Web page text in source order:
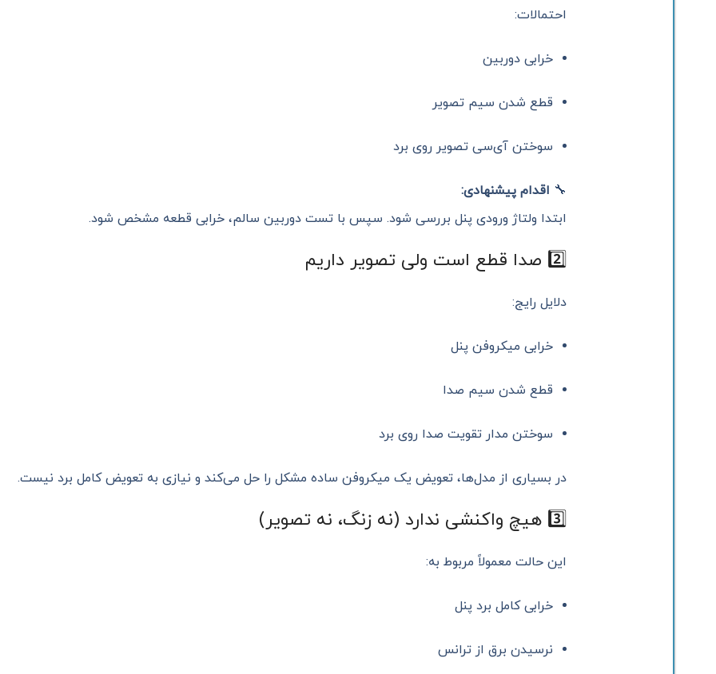
احتمالات:
خرابی دوربین
قطع شدن سیم تصویر
سوختن آی‌سی تصویر روی برد
🔧 اقدام پیشنهادی:
ابتدا ولتاژ ورودی پنل بررسی شود. سپس با تست دوربین سالم، خرابی قطعه مشخص شود.
2️⃣ صدا قطع است ولی تصویر داریم
دلایل رایج:
خرابی میکروفن پنل
قطع شدن سیم صدا
سوختن مدار تقویت صدا روی برد
در بسیاری از مدل‌ها، تعویض یک میکروفن ساده مشکل را حل می‌کند و نیازی به تعویض کامل برد نیست.
3️⃣ هیچ واکنشی ندارد (نه زنگ، نه تصویر)
این حالت معمولاً مربوط به:
خرابی کامل برد پنل
نرسیدن برق از ترانس